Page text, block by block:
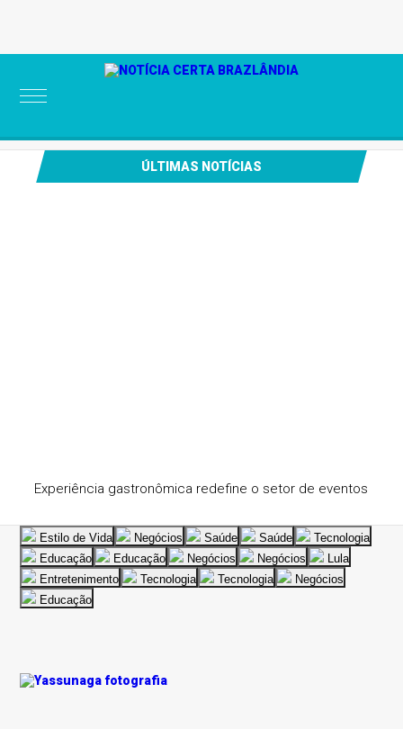
ÚLTIMAS NOTÍCIAS
Experiência gastronômica redefine o setor de eventos
Estilo de Vida Negócios Saúde Saúde
Tecnologia
Educação
Educação Negócios Negócios
Lula
Entretenimento
Tecnologia Tecnologia
Negócios
Educação